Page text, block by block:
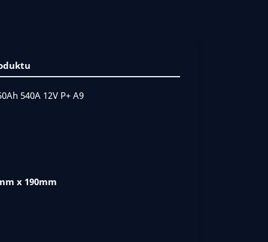
540A 12V P+ A9
x 190mm